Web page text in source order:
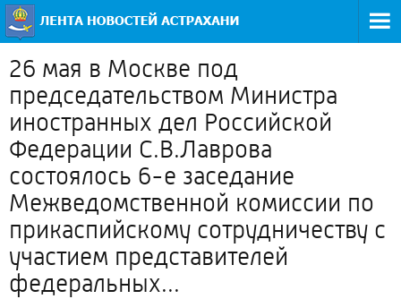
26 мая в Москве под
председательством Министра
иностранных дел Российской
Федерации С.В.Лаврова
состоялось 6-е заседание
Межведомственной комиссии по
прикаспийскому сотрудничеству с
участием представителей
федеральных...